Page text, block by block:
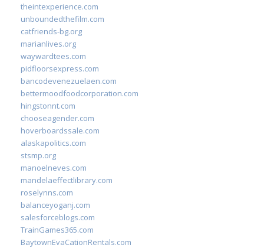
theintexperience.com
unboundedthefilm.com
catfriends-bg.org
marianlives.org
waywardtees.com
pidfloorsexpress.com
bancodevenezuelaen.com
bettermoodfoodcorporation.com
hingstonnt.com
chooseagender.com
hoverboardssale.com
alaskapolitics.com
stsmp.org
manoelneves.com
mandelaeffectlibrary.com
roselynns.com
balanceyoganj.com
salesforceblogs.com
TrainGames365.com
BaytownEvaCationRentals.com